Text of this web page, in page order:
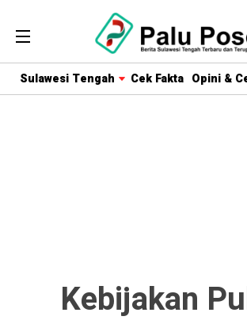
Sulawesi Tengah Cek Fakta Opini &
Kebijakan